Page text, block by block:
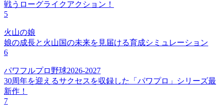
戦うローグライクアクション！
5
火山の娘
娘の成長と火山国の未来を見届ける育成シミュレーション
6
パワフルプロ野球2026-2027
30周年を迎えるサクセスを収録した「パワプロ」シリーズ最
新作！
7